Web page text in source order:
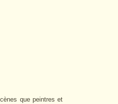
que peintres et